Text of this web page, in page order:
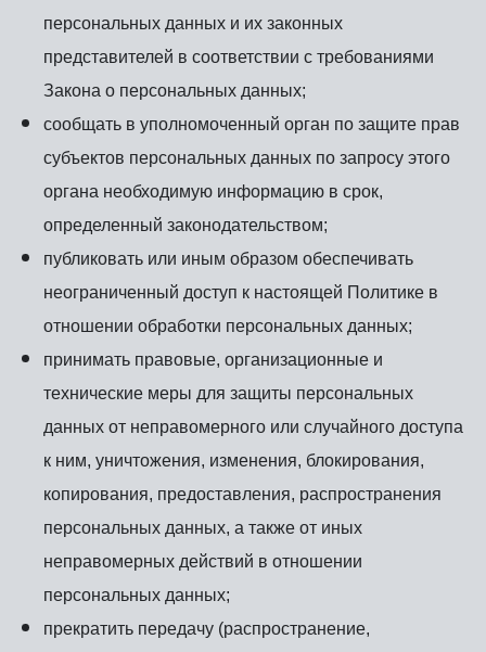
персональных данных и их законных
представителей в соответствии с требованиями
Закона о персональных данных;
сообщать в уполномоченный орган по защите прав
субъектов персональных данных по запросу этого
органа необходимую информацию в срок,
определенный законодательством;
публиковать или иным образом обеспечивать
неограниченный доступ к настоящей Политике в
отношении обработки персональных данных;
принимать правовые, организационные и
технические меры для защиты персональных
данных от неправомерного или случайного доступа
к ним, уничтожения, изменения, блокирования,
копирования, предоставления, распространения
персональных данных, а также от иных
неправомерных действий в отношении
персональных данных;
прекратить передачу (распространение,